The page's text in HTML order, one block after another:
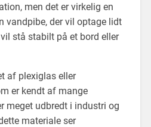
men det er virkelig en
vandpibe, der vil optage lidt
stå stabilt på et bord eller
af plexiglas eller
er kendt af mange
meget udbredt i industri og
materiale ser